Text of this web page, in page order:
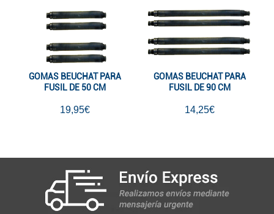
GOMAS BEUCHAT PARA
FUSIL DE 50 CM
19,95€
GOMAS BEUCHAT PARA
FUSIL DE 90 CM
14,25€